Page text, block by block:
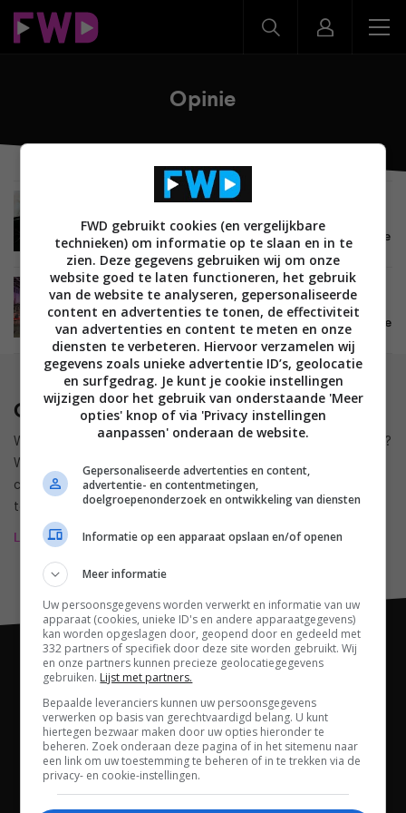
Opinie
BEELD LCD LED TV'S
OLED TV'S
12 SEPTEMBER 2024
Meten is echt weten – het belang van uitgebreide
tv-reviews
ACHTERGROND OPINIE BEELD
ALGEMEEN
30 DECEMBER 2020
2020: een weinig sprankelend tussenjaar voor de
av-enthousiasteling
Opinie Beeld
Wat is de huidige stand van de zaken in de wereld van Beeld?
We laten experts en deskundigen aan het woord in de
categorie Opinie. Zij geven een Inside Look in de wereld van
televisies, mediaspelers, Blu-ray-spelers en meer.
Lees meer
FWD gebruikt cookies (en vergelijkbare
technieken) om informatie op te slaan en in te
zien. Deze gegevens gebruiken wij om onze
website goed te laten functioneren, het gebruik
van de website te analyseren, gepersonaliseerde
content en advertenties te tonen, de effectiviteit
van advertenties en content te meten en onze
diensten te verbeteren. Hiervoor verzamelen wij
gegevens zoals unieke advertentie ID’s, geolocatie
en surfgedrag. Je kunt je cookie instellingen
wijzigen door het gebruik van onderstaande 'Meer
opties' knop of via 'Privacy instellingen
aanpassen' onderaan de website.
Gepersonaliseerde advertenties en content,
advertentie- en contentmetingen,
doelgroepenonderzoek en ontwikkeling van diensten
Informatie op een apparaat opslaan en/of openen
Meer informatie
Uw persoonsgegevens worden verwerkt en informatie van uw
apparaat (cookies, unieke ID's en andere apparaatgegevens)
kan worden opgeslagen door, geopend door en gedeeld met
332 partners of specifiek door deze site worden gebruikt. Wij
en onze partners kunnen precieze geolocatiegegevens
gebruiken. Lijst met partners.
Bepaalde leveranciers kunnen uw persoonsgegevens
verwerken op basis van gerechtvaardigd belang. U kunt
hiertegen bezwaar maken door uw opties hieronder te
beheren. Zoek onderaan deze pagina of in het sitemenu naar
een link om uw toestemming te beheren of in te trekken via de
privacy- en cookie-instellingen.